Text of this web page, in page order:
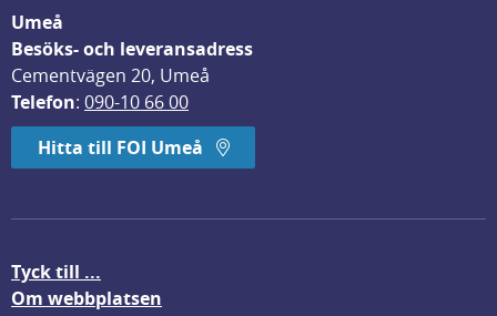
Umeå
Besöks- och leveransadress
Cementvägen 20, Umeå
Telefon: 090-10 66 00
Hitta till FOI Umeå
Tyck till ...
Om webbplatsen